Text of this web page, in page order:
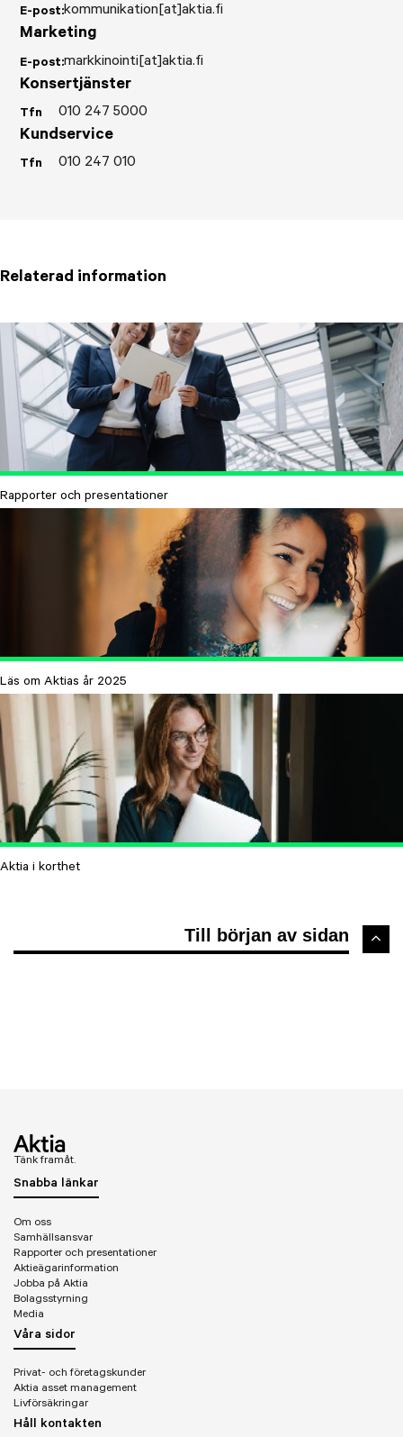
E-post:kommunikation[at]aktia.fi
Marketing
E-post:markkinointi[at]aktia.fi
Konsertjänster
Tfn 010 247 5000
Kundservice
Tfn 010 247 010
Relaterad information
Rapporter och presentationer
Läs om Aktias år 2025
Aktia i korthet
Till början av sidan
Tänk framåt.
Snabba länkar
Om oss
Samhällsansvar
Rapporter och presentationer
Aktieägarinformation
Jobba på Aktia
Bolagsstyrning
Media
Våra sidor
Privat- och företagskunder
Aktia asset management
Livförsäkringar
Håll kontakten